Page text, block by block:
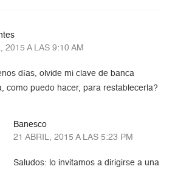
2015 A LAS 9:10 AM
días, olvide mi clave de banca
como puedo hacer, para restablecerla?
Banesco
21 ABRIL, 2015 A LAS 5:23 PM
Saludos: lo invitamos a dirigirse a una